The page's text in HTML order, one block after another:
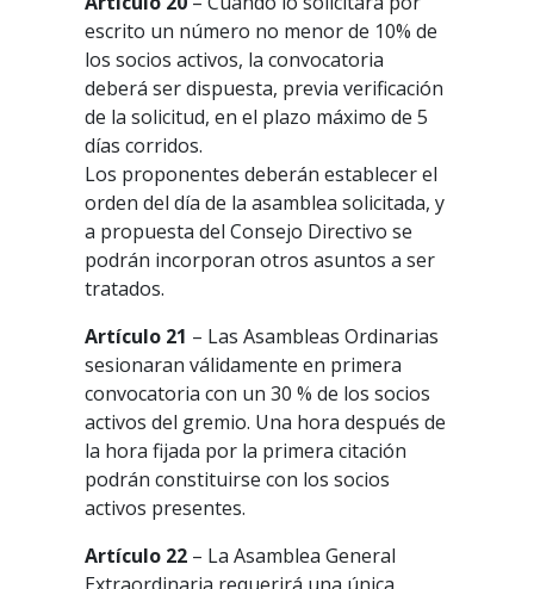
escrito un número no menor de 10% de
los socios activos, la convocatoria
deberá ser dispuesta, previa verificación
de la solicitud, en el plazo máximo de 5
días corridos.
Los proponentes deberán establecer el
orden del día de la asamblea solicitada, y
a propuesta del Consejo Directivo se
podrán incorporan otros asuntos a ser
tratados.
Artículo 21 – Las Asambleas Ordinarias
sesionaran válidamente en primera
convocatoria con un 30 % de los socios
activos del gremio. Una hora después de
la hora fijada por la primera citación
podrán constituirse con los socios
activos presentes.
Artículo 22 – La Asamblea General